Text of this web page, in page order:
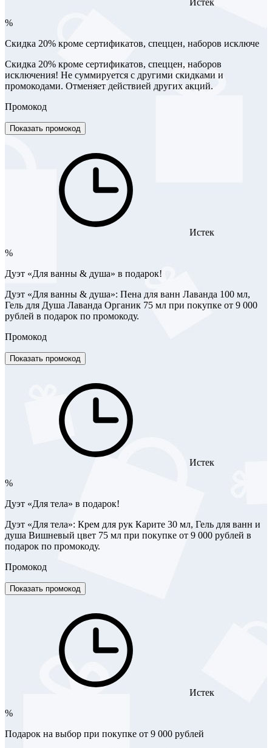
%
Скидка 20% кроме сертификатов, спеццен, наборов исключе
Скидка 20% кроме сертификатов, спеццен, наборов
исключения! Не суммируется с другими скидками и
промокодами. Отменяет действией других акций.
Промокод
Показать промокод
Истек
%
Дуэт «Для ванны & душа» в подарок!
Дуэт «Для ванны & душа»: Пена для ванн Лаванда 100 мл,
Гель для Душа Лаванда Органик 75 мл при покупке от 9 000
рублей в подарок по промокоду.
Промокод
Показать промокод
Истек
%
Дуэт «Для тела» в подарок!
Дуэт «Для тела»: Крем для рук Карите 30 мл, Гель для ванн и
душа Вишневый цвет 75 мл при покупке от 9 000 рублей в
подарок по промокоду.
Промокод
Показать промокод
Истек
%
Подарок на выбор при покупке от 9 000 рублей